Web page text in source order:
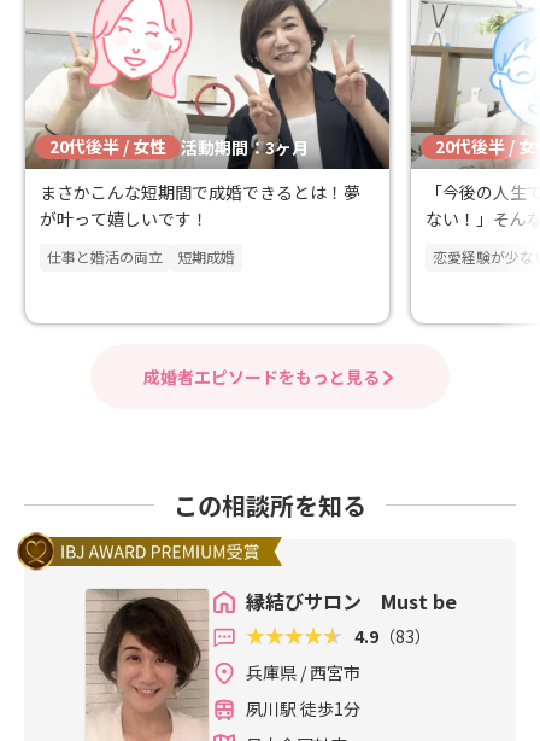
20代後半 / 女性 活動期間：3ヶ月
まさかこんな短期間で成婚できるとは！夢
が叶って嬉しいです！
仕事と婚活の両立 短期成婚
20代後半 / 女
「今後の人
ない！」そん
恋愛経験が少な
成婚者エピソードをもっと見る
この相談所を知る
縁結びサロン Must be
4.9（83）
兵庫県 / 西宮市
夙川駅 徒歩1分